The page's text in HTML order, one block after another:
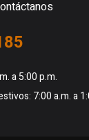
a 5:00 p.m.
7:00 a.m. a